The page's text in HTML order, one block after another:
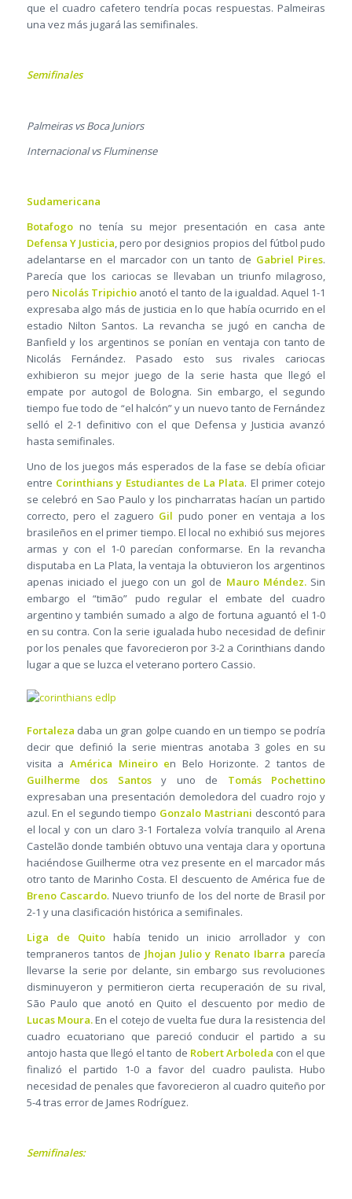
que el cuadro cafetero tendría pocas respuestas. Palmeiras
una vez más jugará las semifinales.
Semifinales
Palmeiras vs Boca Juniors
Internacional vs Fluminense
Sudamericana
Botafogono tenía su mejor presentación en casa ante
Defensa Y Justicia, pero por designios propios del fútbol pudo
adelantarse en el marcador con un tanto de Gabriel Pires.
Parecía que los cariocas se llevaban un triunfo milagroso,
pero Nicolás Tripichioanotó el tanto de la igualdad. Aquel 1-1
expresaba algo más de justicia en lo que había ocurrido en el
estadio Nilton Santos. La revancha se jugó en cancha de
Banfield y los argentinos se ponían en ventaja con tanto de
Nicolás Fernández. Pasado esto sus rivales cariocas
exhibieron su mejor juego de la serie hasta que llegó el
empate por autogol de Bologna. Sin embargo, el segundo
tiempo fue todo de “el halcón” y un nuevo tanto de Fernández
selló el 2-1 definitivo con el que Defensa y Justicia avanzó
hasta semifinales.
Uno de los juegos más esperados de la fase se debía oficiar
entre Corinthians y Estudiantes de La Plata. El primer cotejo
se celebró en Sao Paulo y los pincharratas hacían un partido
correcto, pero el zaguero Gil pudo poner en ventaja a los
brasileños en el primer tiempo. El local no exhibió sus mejores
armas y con el 1-0 parecían conformarse. En la revancha
disputaba en La Plata, la ventaja la obtuvieron los argentinos
apenas iniciado el juego con un gol de Mauro Méndez. Sin
embargo el “timão” pudo regular el embate del cuadro
argentino y también sumado a algo de fortuna aguantó el 1-0
en su contra. Con la serie igualada hubo necesidad de definir
por los penales que favorecieron por 3-2 a Corinthians dando
lugar a que se luzca el veterano portero Cassio.
Fortaleza daba un gran golpe cuando en un tiempo se podría
decir que definió la serie mientras anotaba 3 goles en su
visita a América Mineiro en Belo Horizonte. 2 tantos de
Guilherme dos Santosy uno de Tomás Pochettino
expresaban una presentación demoledora del cuadro rojo y
azul. En el segundo tiempo Gonzalo Mastriani descontó para
el local y con un claro 3-1 Fortaleza volvía tranquilo al Arena
Castelão donde también obtuvo una ventaja clara y oportuna
haciéndose Guilherme otra vez presente en el marcador más
otro tanto de Marinho Costa. El descuento de América fue de
Breno Cascardo. Nuevo triunfo de los del norte de Brasil por
2-1 y una clasificación histórica a semifinales.
Liga de Quitohabía tenido un inicio arrollador y con
tempraneros tantos de Jhojan Julio y Renato Ibarra parecía
llevarse la serie por delante, sin embargo sus revoluciones
disminuyeron y permitieron cierta recuperación de su rival,
São Paulo que anotó en Quito el descuento por medio de
Lucas Moura.En el cotejo de vuelta fue dura la resistencia del
cuadro ecuatoriano que pareció conducir el partido a su
antojo hasta que llegó el tanto de Robert Arboleda con el que
finalizó el partido 1-0 a favor del cuadro paulista. Hubo
necesidad de penales que favorecieron al cuadro quiteño por
5-4 tras error de James Rodríguez.
Semifinales: